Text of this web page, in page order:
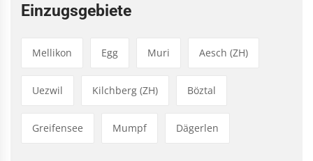
Einzugsgebiete
Mellikon Egg Muri Aesch (ZH)
Uezwil Kilchberg (ZH) Böztal
Greifensee Mumpf Dägerlen